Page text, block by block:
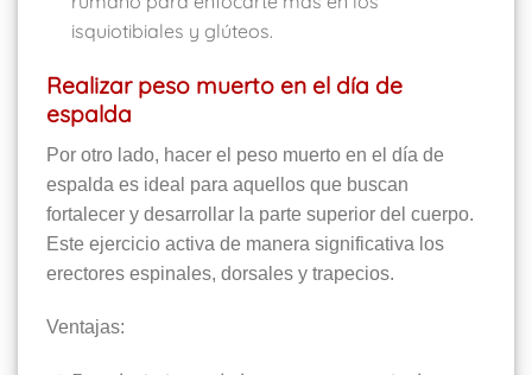
isquiotibiales y glúteos.
Realizar peso muerto en el día de
espalda
Por otro lado, hacer el peso muerto en el día de
espalda es ideal para aquellos que buscan
fortalecer y desarrollar la parte superior del cuerpo.
Este ejercicio activa de manera significativa los
erectores espinales, dorsales y trapecios.
Ventajas: